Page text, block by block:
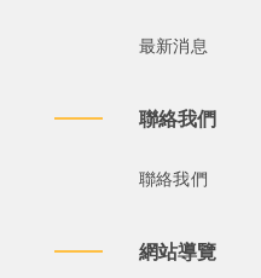
最新消息
聯絡我們
聯絡我們
網站導覽